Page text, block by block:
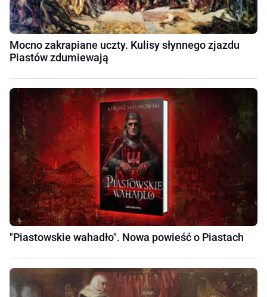
Mocno zakrapiane uczty. Kulisy słynnego zjazdu
Piastów zdumiewają
"Piastowskie wahadło". Nowa powieść o Piastach